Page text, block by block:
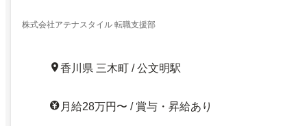
株式会社アテナスタイル 転職支援部
香川県 三木町 / 公文明駅
月給28万円〜 / 賞与・昇給あり